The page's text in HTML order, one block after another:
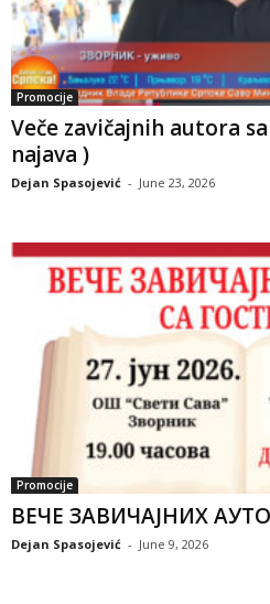
Promocije
Veče zavičajnih autora
najava )
Dejan Spasojević - June 23, 2026
Promocije
ВЕЧЕ ЗАВИЧАЈНИХ
Dejan Spasojević - June 9, 2026